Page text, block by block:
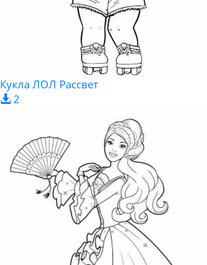
Кукла ЛОЛ Рассвет
2